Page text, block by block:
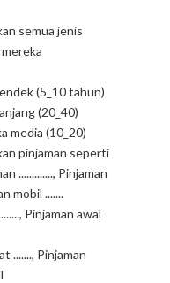
semua jenis
(5_10 tahun)
(20_40)
media (10_20)
pinjaman seperti
............., Pinjaman
mobil .......
Pinjaman awal
......., Pinjaman